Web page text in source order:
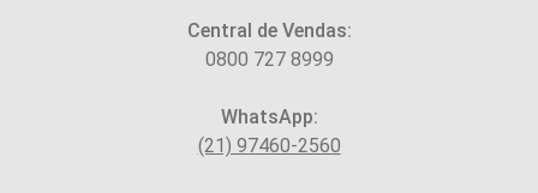
Central de Vendas:
0800 727 8999
WhatsApp:
(21) 97460-2560